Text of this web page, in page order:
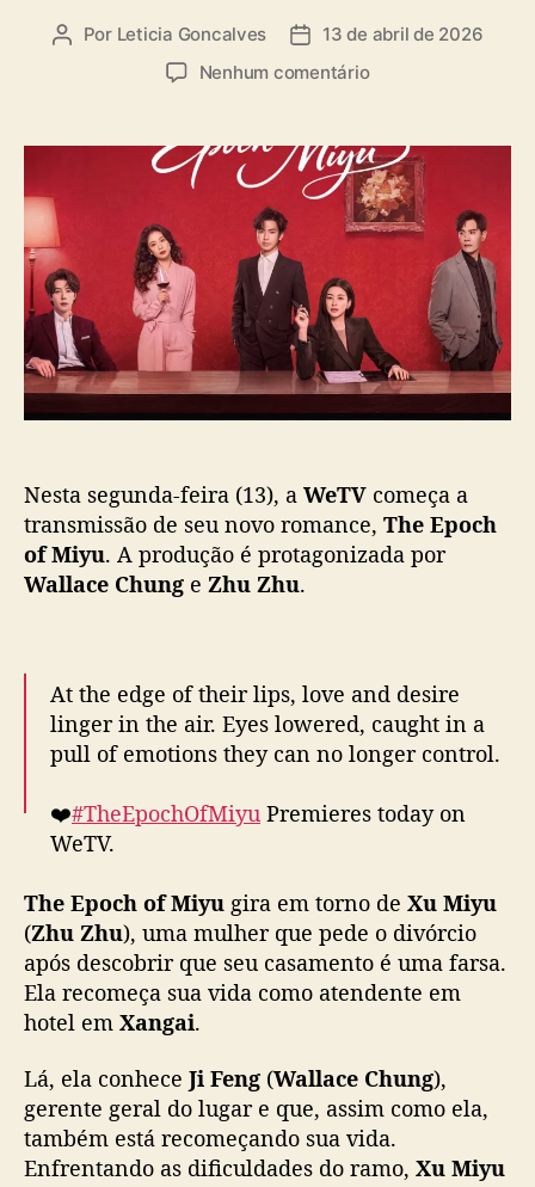
A
r
o
s
t
Por Leticia Goncalves
D
d
e
p
l
c
a
ç
13 de abril de 2026
Nenhum comentárioe
T
h
e
E
h
o
f
M
u
”
,
c
l
l
a
e
n
g
e
Z
Z
u
,
t
Nesta segunda-feira (13), a WeTV começa a
transmissão de seu novo romance, The Epoch
of Miyu. A produção é protagonizada por
Wallace Chung e Zhu Zhu.
At the edge of their lips, love and desire
linger in the air. Eyes lowered, caught in a
pull of emotions they can no longer control.
❤️#TheEpochOfMiyu Premieres today on
WeTV.
✨Starring#ZhongHanliang #Zhuzhu#蜜语纪
#钟汉良 #朱珠 #WeTV #WeTVAlwaysMore
pic.twitter.com/M4gDGQJi7B
— WeTV.Official (@WeTVOfficial)
The Epoch of Miyu gira em torno de Xu Miyu
(Zhu Zhu), uma mulher que pede o divórcio
após descobrir que seu casamento é uma farsa.
Ela recomeça sua vida como atendente em
hotel em Xangai.
Lá, ela conhece Ji Feng (Wallace Chung),
gerente geral do lugar e que, assim como ela,
também está recomeçando sua vida.
Enfrentando as dificuldades do ramo, Xu Miyu